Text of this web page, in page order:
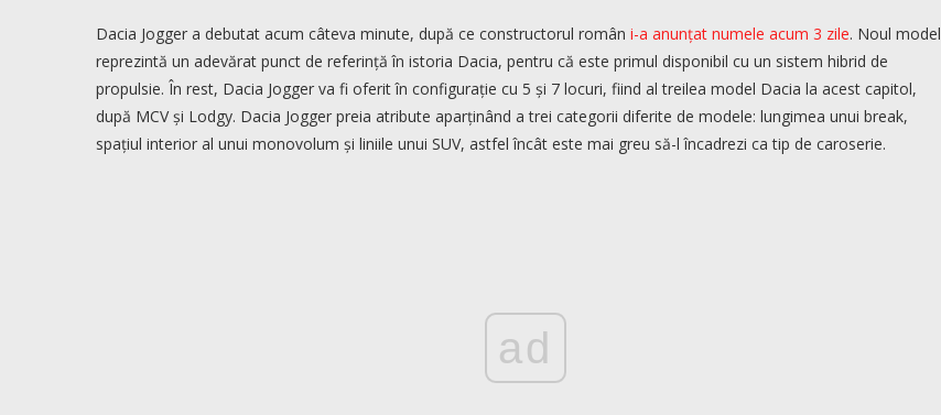
Dacia Jogger a debutat acum câteva minute, după ce constructorul român i-a anunțat numele acum 3 zile. Noul model
reprezintă un adevărat punct de referință în istoria Dacia, pentru că este primul disponibil cu un sistem hibrid de
propulsie. În rest, Dacia Jogger va fi oferit în configurație cu 5 și 7 locuri, fiind al treilea model Dacia la acest capitol,
după MCV și Lodgy. Dacia Jogger preia atribute aparținând a trei categorii diferite de modele: lungimea unui break,
spațiul interior al unui monovolum și liniile unui SUV, astfel încât este mai greu să-l încadrezi ca tip de caroserie.
ad